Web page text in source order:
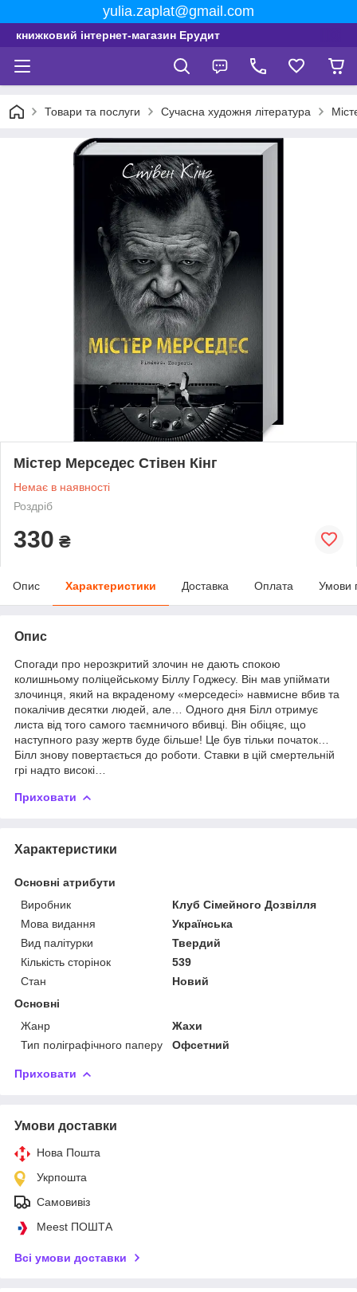
yulia.zaplat@gmail.com
книжковий інтернет-магазин Ерудит
Товари та послуги Сучасна художня література
Містер Мерседес Стівен Кінг
Немає в наявності
Роздріб
330 ₴
Опис Характеристики Доставка Оплата Умови
Опис
Спогади про нерозкритий злочин не дають спокою
колишньому поліцейському Біллу Годжесу. Він мав упіймати
злочинця, який на вкраденому «мерседесі» навмисне вбив та
покалічив десятки людей, але… Одного дня Білл отримує
листа від того самого таємничого вбивці. Він обіцяє, що
наступного разу жертв буде більше! Це був тільки початок…
Білл знову повертається до роботи. Ставки в цій смертельній
грі надто високі…
Приховати
Характеристики
Основні атрибути
Виробник
Клуб Сімейного Дозвілля
Мова видання
Українська
Вид палітурки
Твердий
Кількість сторінок
539
Стан
Новий
Основні
Жанр
Жахи
Тип поліграфічного паперу
Офсетний
Приховати
Умови доставки
Нова Пошта
Укрпошта
Самовивіз
Meest ПОШТА
Всі умови доставки